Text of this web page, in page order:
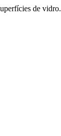
de vidro.